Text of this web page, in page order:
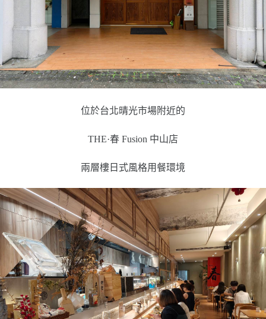
位於台北晴光市場附近的
THE·春 Fusion 中山店
兩層樓日式風格用餐環境